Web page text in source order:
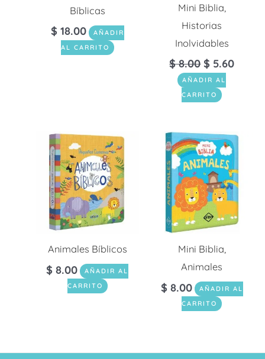
Bíblicas
$ 18.00
AÑADIR
AL CARRITO
Mini Biblia,
Historias
Inolvidables
$8.00 $ 5.60
AÑADIR AL
CARRITO
Animales Bíblicos
$ 8.00
AÑADIR AL
CARRITO
Mini Biblia,
Animales
$ 8.00
AÑADIR AL
CARRITO